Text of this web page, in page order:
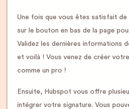
Une fois que vous êtes satisfait
sur le bouton en bas de la page
Validez les dernières informations
et voilà ! Vous venez de créer
comme un pro !
Ensuite, Hubspot vous offre
intégrer votre signature. Vous